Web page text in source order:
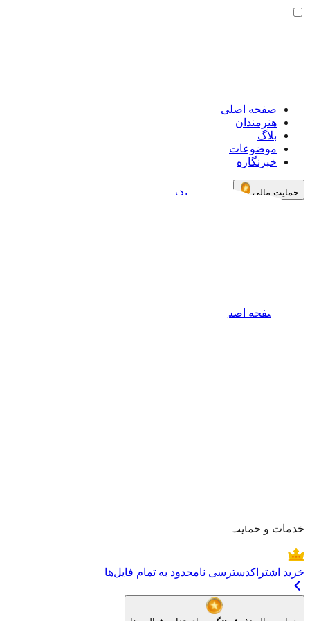
صفحه اصلی
هنرمندان
بلاگ
موضوعات
خبرنگاره
حمایت مالی خرید اشتراک
صفحه اصلی
خدمات و حمایت
خرید اشتراکدسترسی نامحدود به تمام فایل‌ها